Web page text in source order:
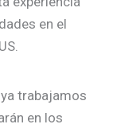
en el
trabajamos
en los